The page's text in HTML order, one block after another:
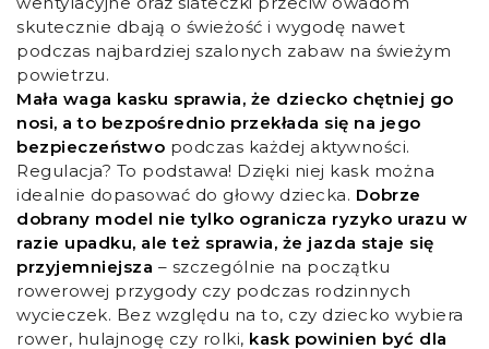
skutecznie dbają o świeżość i wygodę nawet
podczas najbardziej szalonych zabaw na świeżym
powietrzu.
Mała waga kasku sprawia, że dziecko chętniej go
nosi, a to bezpośrednio przekłada się na jego
bezpieczeństwo podczas każdej aktywności.
Regulacja? To podstawa! Dzięki niej kask można
idealnie dopasować do głowy dziecka. Dobrze
dobrany model nie tylko ogranicza ryzyko urazu w
razie upadku, ale też sprawia, że jazda staje się
przyjemniejsza – szczególnie na początku
rowerowej przygody czy podczas rodzinnych
wycieczek. Bez względu na to, czy dziecko wybiera
rower, hulajnogę czy rolki, kask powinien być dla